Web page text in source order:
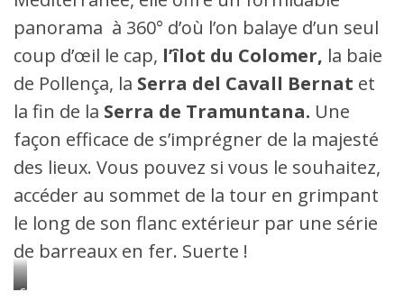
panorama à 360° d’où l’on balaye d’un seul
coup d’œil le cap, l’îlot du Colomer, la baie
de Pollença, la Serra del Cavall Bernat et
la fin de la Serra de Tramuntana. Une
façon efficace de s’imprégner de la majesté
des lieux. Vous pouvez si vous le souhaitez,
accéder au sommet de la tour en grimpant
le long de son flanc extérieur par une série
de barreaux en fer. Suerte !
Can